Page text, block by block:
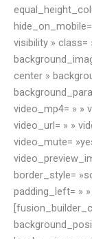
visibility » class=
center »
video_mp4= » »
video_url= » »
video_mute=
border_style=
padding_left= »